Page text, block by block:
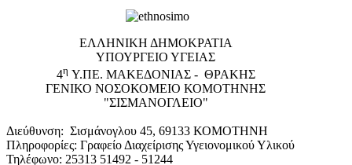
EΛΛΗΝΙΚΗ ΔΗΜΟΚΡΑΤΙΑ
ΥΠΟΥΡΓΕΙΟ ΥΓΕΙΑΣ
4η Υ.ΠΕ. ΜΑΚΕΔΟΝΙΑΣ - ΘΡΑΚΗΣ
ΓΕΝΙΚΟ NΟΣΟΚΟΜΕΙΟ ΚΟΜΟΤΗΝΗΣ
"ΣΙΣΜΑΝΟΓΛΕΙΟ"
Διεύθυνση: Σισμάνογλου 45, 69133 ΚΟΜΟΤΗΝΗ
Πληροφορίες: Γραφείο Διαχείρισης Υγειονομικού Υλικού
Τηλέφωνο: 25313 51492 - 51244